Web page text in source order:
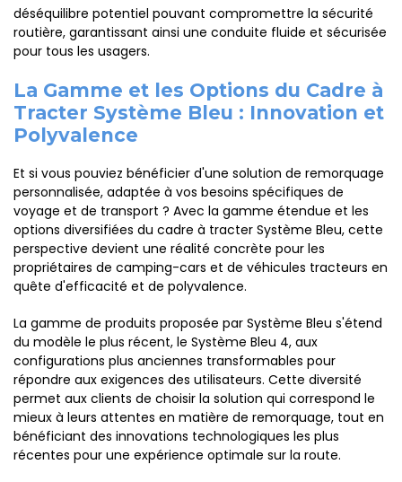
déséquilibre potentiel pouvant compromettre la sécurité
routière, garantissant ainsi une conduite fluide et sécurisée
pour tous les usagers.
La Gamme et les Options du Cadre à
Tracter Système Bleu : Innovation et
Polyvalence
Et si vous pouviez bénéficier d'une solution de remorquage
personnalisée, adaptée à vos besoins spécifiques de
voyage et de transport ? Avec la gamme étendue et les
options diversifiées du cadre à tracter Système Bleu, cette
perspective devient une réalité concrète pour les
propriétaires de camping-cars et de véhicules tracteurs en
quête d'efficacité et de polyvalence.
La gamme de produits proposée par Système Bleu s'étend
du modèle le plus récent, le Système Bleu 4, aux
configurations plus anciennes transformables pour
répondre aux exigences des utilisateurs. Cette diversité
permet aux clients de choisir la solution qui correspond le
mieux à leurs attentes en matière de remorquage, tout en
bénéficiant des innovations technologiques les plus
récentes pour une expérience optimale sur la route.